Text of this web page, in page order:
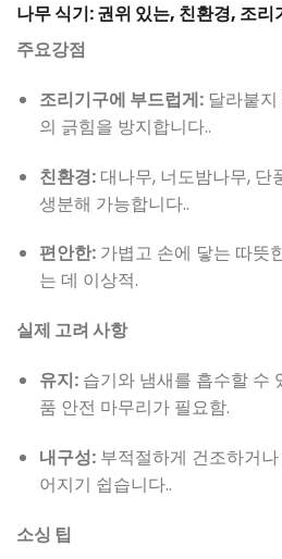
나무 식기: 권위 있는, 친환경, 조
주요강점
조리기구에 부드럽게:달라붙지
의 긁힘을 방지합니다..
친환경:대나무, 너도밤나무, 단
생분해 가능합니다..
편안한:가볍고 손에 닿는 따뜻
는 데 이상적.
실제 고려 사항
유지:습기와 냄새를 흡수할 수
품 안전 마무리가 필요함.
내구성:부적절하게 건조하거
어지기 쉽습니다..
소싱 팁